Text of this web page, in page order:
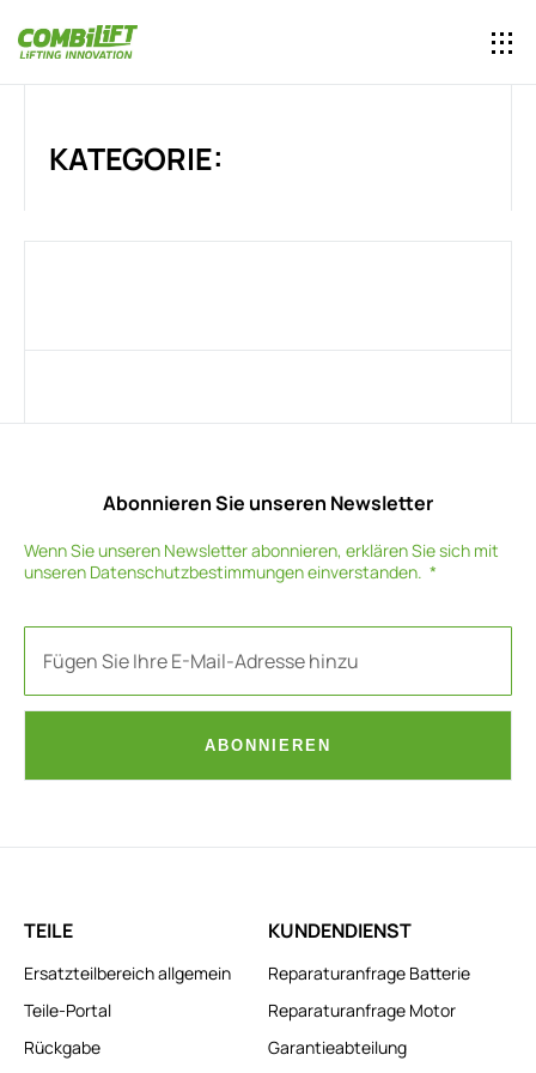
KATEGORIE:
Abonnieren Sie unseren Newsletter
Wenn Sie unseren Newsletter abonnieren, erklären Sie sich mit
unseren Datenschutzbestimmungeneinverstanden.
ABONNIEREN
TEILE
Ersatzteilbereich allgemein
Teile-Portal
Rückgabe
KUNDENDIENST
Reparaturanfrage Batterie
Reparaturanfrage Motor
Garantieabteilung